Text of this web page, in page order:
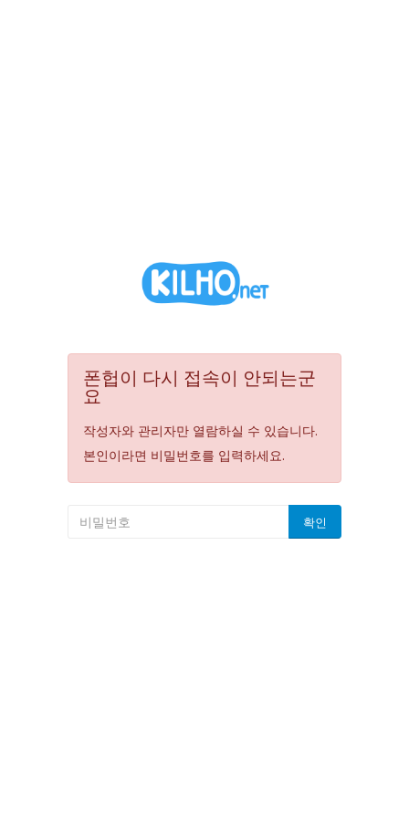
폰헙이 다시 접속이 안되는군
요
작성자와 관리자만 열람하실 수 있습니다.
본인이라면 비밀번호를 입력하세요.
확인